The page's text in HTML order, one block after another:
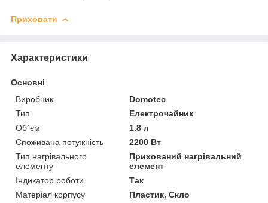
Приховати
Характеристики
Основні
Виробник
Domotec
Тип
Електрочайник
Об`єм
1.8 л
Споживана потужність
2200 Вт
Тип нагрівального
елементу
Прихований нагрівальний
елемент
Індикатор роботи
Так
Матеріал корпусу
Пластик, Скло